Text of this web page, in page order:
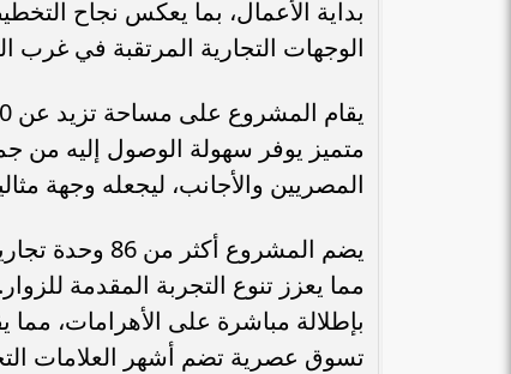
الوجهات التجارية المرتقبة في غرب
متميز يوفر سهولة الوصول إليه من
المصريين والأجانب، ليجعله وجهة
بإطلالة مباشرة على الأهرامات، مما
تسوق عصرية تضم أشهر العلامات
بنك مصر يشارك في فعالية “اليوم العالمي
للشباب” ويقدم العديد من العروض...
«هشام
الأوسط” لأقوي 100 رئيس